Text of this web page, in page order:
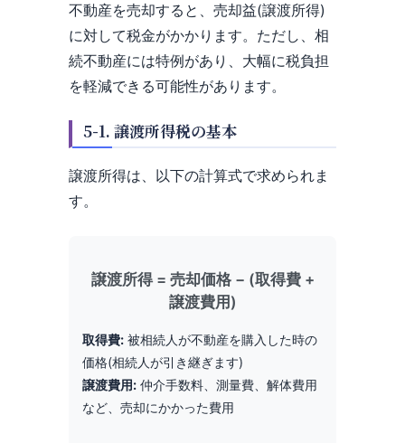
不動産を売却すると、売却益(譲渡所得)
に対して税金がかかります。ただし、相
続不動産には特例があり、大幅に税負担
を軽減できる可能性があります。
5-1. 譲渡所得税の基本
譲渡所得は、以下の計算式で求められま
す。
譲渡所得 = 売却価格 − (取得費 +
譲渡費用)
取得費: 被相続人が不動産を購入した時の
価格(相続人が引き継ぎます)
譲渡費用: 仲介手数料、測量費、解体費用
など、売却にかかった費用